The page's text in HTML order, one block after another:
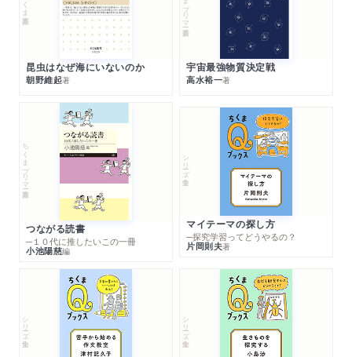
昆虫はなぜ海にいないのか
朝野維起著
宇宙最強物質決定戦
高水裕一著
ちくまプリマー新書
つながる読書
─１０代に推したいこの一冊
小池陽慈編
シリーズ・全集
マイテーマの探し方
─探究学習ってどうやるの？
片岡則夫著
シリーズ・全集 シリーズ・全集